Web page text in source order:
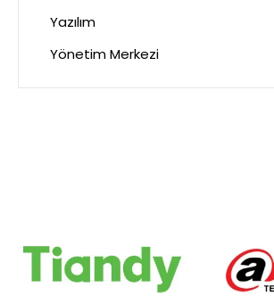
Yazılım
Yönetim Merkezi